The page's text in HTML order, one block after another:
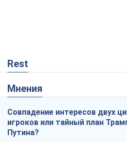
Rest
Мнения
Совпадение интересов двух
игроков или тайный план
Путина?